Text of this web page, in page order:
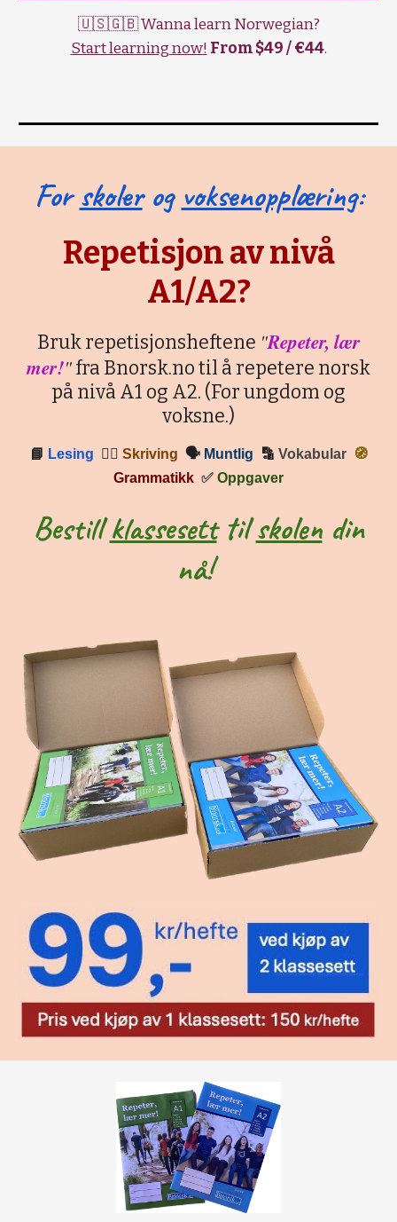
🇺🇸🇬🇧 Wanna learn Norwegian?
Start learning now! From $49 / €44.
Forskolerog voksenopplæring:
Repetisjon av nivå
A1/A2?
Bruk repetisjonsheftene "Repeter, lær
mer!"fra Bnorsk.no til å repetere norsk
på nivå A1 og A2. (For ungdom og
voksne.)
📘 Lesing ✍🏼 Skriving 🗣 Muntlig 🔡 Vokabular
🧭
Grammatikk ✅ Oppgaver
Bestillklassesetttilskolendin
nå!